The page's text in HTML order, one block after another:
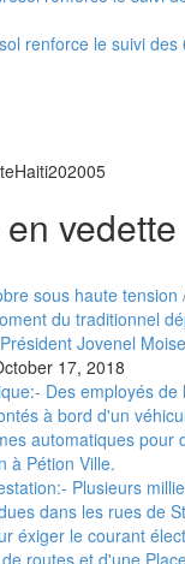
renforce le suivi
vedette
sous haute tension
du traditionnel
Jovenel
17, 2018
Des employés de
à bord d'un
automatiques pour
à Pétion Ville.
Plusieurs
dans les rues de
éxiger le courant
routes et d'une